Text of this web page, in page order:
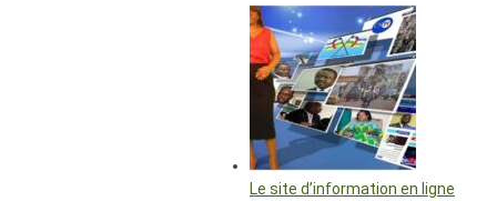
Le site d’information en ligne